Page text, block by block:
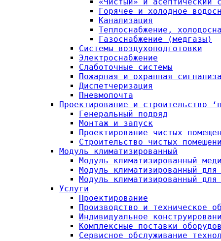
«Чистый» и асептический
Горячее и холодное
Канализация
Теплоснабжение,
Газоснабжение (медгазы)
Системы воздухоподготовки
Электроснабжение
Слаботочные системы
Пожарная и охранная
Диспетчеризация
Пневмопочта
Проектирование и строительство
Генеральный подряд
Монтаж и запуск
Проектирование чистых
Строительство чистых
Модуль климатизированный
Модуль климатизированный
Модуль климатизированный для
Модуль климатизированный для
Услуги
Проектирование
Производство и техническое
Индивидуальное
Комплексные поставки
Сервисное обслуживание